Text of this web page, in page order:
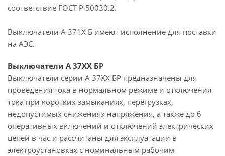
соответствие ГОСТ Р 50030.2.
Выключатели А 371X Б имеют исполнение для поставки
на АЭС.
Выключатели А 37ХХ БР
Выключатели серии А 37ХХ БР предназначены для
проведения тока в нормальном режиме и отключения
тока при коротких замыканиях, перегрузках,
недопустимых снижениях напряжения, а также до 6
оперативных включений и отключений электрических
цепей в час и рассчитаны для эксплуатации в
электроустановках с номинальным рабочим